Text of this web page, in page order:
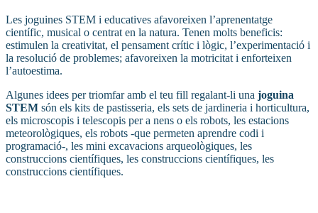
Les joguines STEM i educatives afavoreixen l’aprenentatge
científic, musical o centrat en la natura. Tenen molts beneficis:
estimulen la creativitat, el pensament crític i lògic, l’experimentació i
la resolució de problemes; afavoreixen la motricitat i enforteixen
l’autoestima.
Algunes idees per triomfar amb el teu fill regalant-li una joguina
STEM són els kits de pastisseria, els sets de jardineria i horticultura,
els microscopis i telescopis per a nens o els robots, les estacions
meteorològiques, els robots -que permeten aprendre codi i
programació-, les mini excavacions arqueològiques, les
construccions científiques, les construccions científiques, les
construccions científiques.